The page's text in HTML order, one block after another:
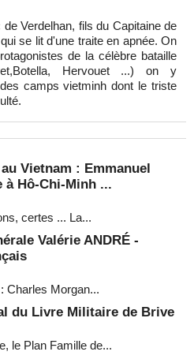
Verdelhan, fils du Capitaine de
se lit d'une traite en apnée. On
de la célèbre bataille
Hervouet ...) on y
camps vietminh dont le triste
Vietnam : Emmanuel
à Hô-Chi-Minh ...
certes ... La...
Valérie ANDRÉ -
Charles Morgan...
du Livre Militaire de Brive
le Plan Famille de...